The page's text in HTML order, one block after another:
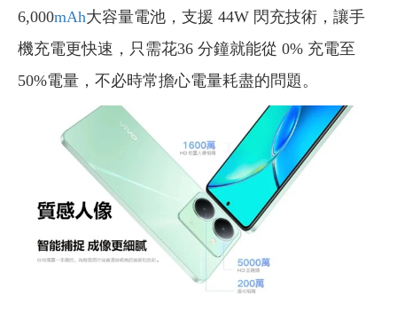
6,000mAh大容量電池，支援 44W 閃充技術，讓手
機充電更快速，只需花36 分鐘就能從 0% 充電至
50%電量，不必時常擔心電量耗盡的問題。